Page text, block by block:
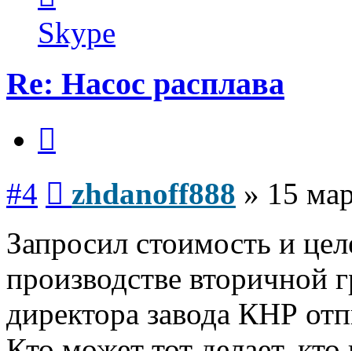
пользователя
zhdanoff888
Skype
Re: Насос расплава
#4 zhdanoff888 » 15
Запросил стоимость и
производстве вторичной
директора завода КНР